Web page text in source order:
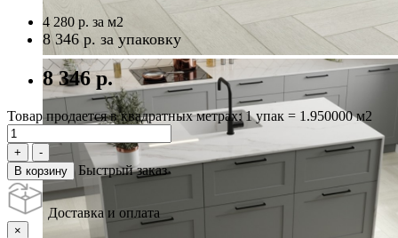
4 280 р. за м2
8 346 р. за упаковку
8 346 р.
Товар продается в квадратных метрах: 1 упак = 1.950000 м2
В корзину Быстрый заказ
Доставка и оплата
×